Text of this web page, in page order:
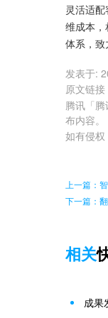
灵活适
维成本
体系，致
发表于:
原文链接
腾讯「
布内容。
如有侵权
上一篇：
下一篇：
相关
成果